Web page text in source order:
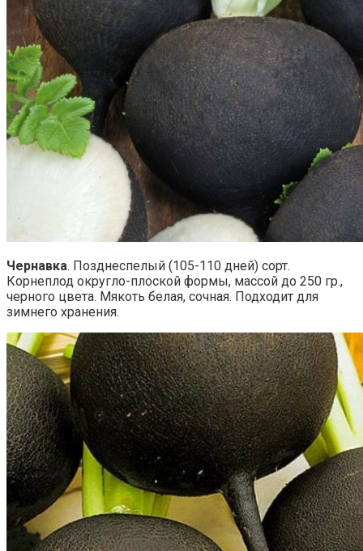
Чернавка. Позднеспелый (105-110 дней) сорт.
Корнеплод округло-плоской формы, массой до 250 гр.,
черного цвета. Мякоть белая, сочная. Подходит для
зимнего хранения.